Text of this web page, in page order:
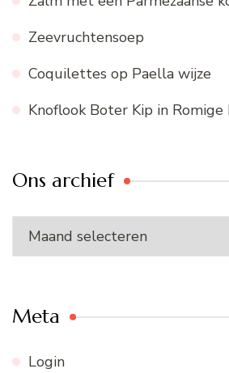
Zeevruchtensoep
Coquilettes op Paella wijze
Knoflook Boter Kip in Romige
Ons archief
Ons
archief
Meta
Login